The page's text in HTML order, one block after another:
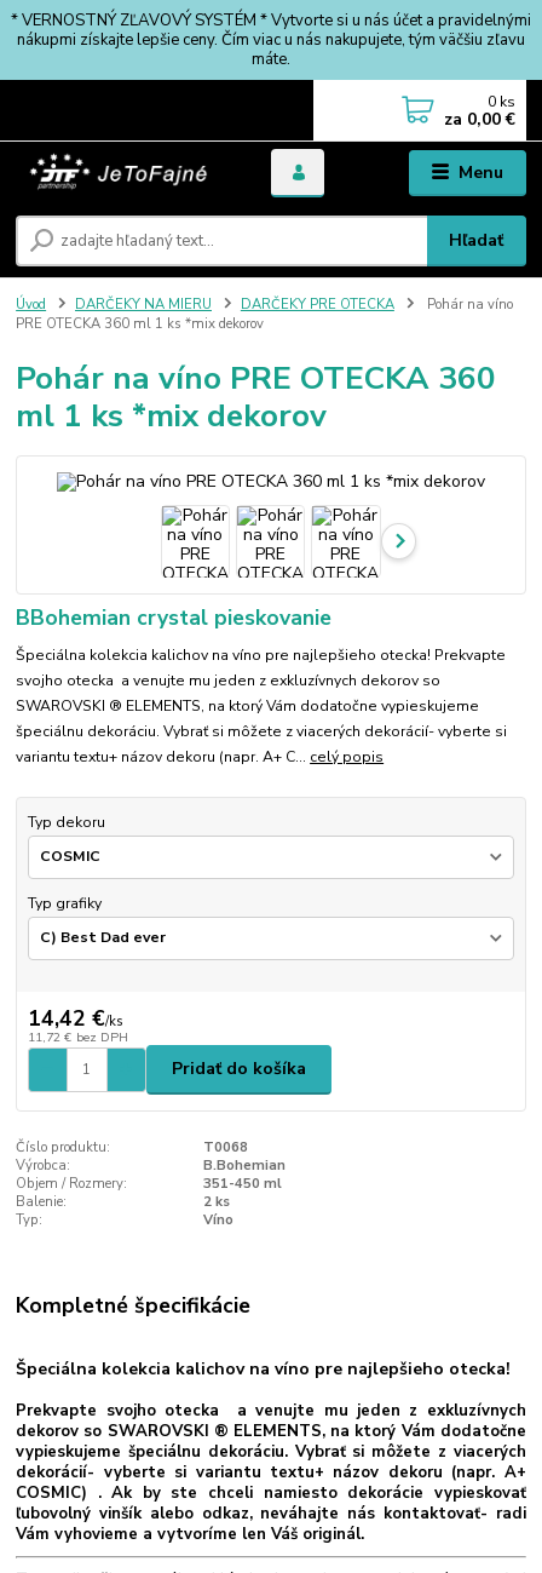
* VERNOSTNÝ ZĽAVOVÝ SYSTÉM * Vytvorte si u nás účet a pravidelnými
nákupmi získajte lepšie ceny. Čím viac u nás nakupujete, tým väčšiu zľavu
máte.
Menu
Hľadať
0 ks
za 0,00 €
Úvod DARČEKY NA MIERU DARČEKY PRE OTECKA
Pohár na víno
PRE OTECKA 360 ml 1 ks *mix dekorov
Pohár na víno PRE OTECKA 360
ml 1 ks *mix dekorov
BBohemian crystal pieskovanie
Špeciálna kolekcia kalichov na víno pre najlepšieho otecka! Prekvapte
svojho otecka a venujte mu jeden z exkluzívnych dekorov so
SWAROVSKI ® ELEMENTS, na ktorý Vám dodatočne vypieskujeme
špeciálnu dekoráciu. Vybrať si môžete z viacerých dekorácií- vyberte si
variantu textu+ názov dekoru (napr. A+ C... celý popis
Typ dekoru
Typ grafiky
14,42 €/ks
11,72 € bez DPH
Pridať do košíka
Číslo produktu:
T0068
Výrobca:
B.Bohemian
Objem / Rozmery:
351-450 ml
Balenie:
2 ks
Typ:
Víno
Kompletné špecifikácie
Špeciálna kolekcia kalichov na víno pre najlepšieho otecka!
Prekvapte svojho otecka a venujte mu jeden z exkluzívnych
dekorov so SWAROVSKI ® ELEMENTS, na ktorý Vám dodatočne
vypieskujeme špeciálnu dekoráciu. Vybrať si môžete z viacerých
dekorácií- vyberte si variantu textu+ názov dekoru (napr. A+
COSMIC) . Ak by ste chceli namiesto dekorácie vypieskovať
ľubovolný vinšík alebo odkaz, neváhajte nás kontaktovať- radi
Vám vyhovieme a vytvoríme len Váš originál.